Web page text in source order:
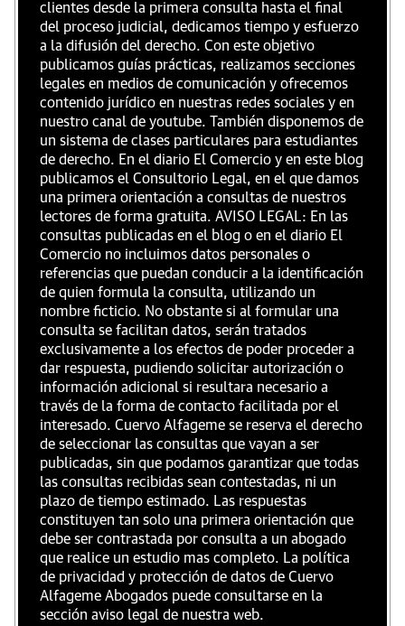
clientes desde la primera consulta hasta el final
del proceso judicial, dedicamos tiempo y esfuerzo
a la difusión del derecho. Con este objetivo
publicamos guías prácticas, realizamos secciones
legales en medios de comunicación y ofrecemos
contenido jurídico en nuestras redes sociales y en
nuestro canal de youtube. También disponemos de
un sistema de clases particulares para estudiantes
de derecho. En el diario El Comercio y en este blog
publicamos el Consultorio Legal, en el que damos
una primera orientación a consultas de nuestros
lectores de forma gratuita. AVISO LEGAL: En las
consultas publicadas en el blog o en el diario El
Comercio no incluimos datos personales o
referencias que puedan conducir a la identificación
de quien formula la consulta, utilizando un
nombre ficticio. No obstante si al formular una
consulta se facilitan datos, serán tratados
exclusivamente a los efectos de poder proceder a
dar respuesta, pudiendo solicitar autorización o
información adicional si resultara necesario a
través de la forma de contacto facilitada por el
interesado. Cuervo Alfageme se reserva el derecho
de seleccionar las consultas que vayan a ser
publicadas, sin que podamos garantizar que todas
las consultas recibidas sean contestadas, ni un
plazo de tiempo estimado. Las respuestas
constituyen tan solo una primera orientación que
debe ser contrastada por consulta a un abogado
que realice un estudio mas completo. La política
de privacidad y protección de datos de Cuervo
Alfageme Abogados puede consultarse en la
sección aviso legal de nuestra web.